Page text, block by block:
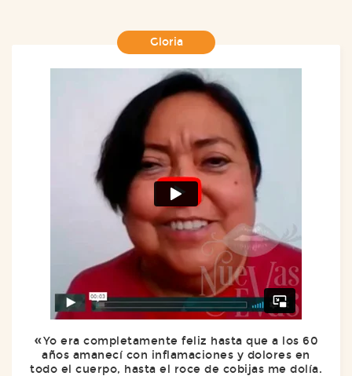
Gloria
Yo era completamente feliz hasta que a los 60
años amanecí con inflamaciones y dolores en
todo el cuerpo, hasta el roce de cobijas me dolía.